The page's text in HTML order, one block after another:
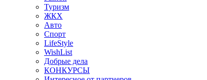
Туризм
ЖКХ
Авто
Спорт
LifeStyle
WishList
Добрые дела
КОНКУРСЫ